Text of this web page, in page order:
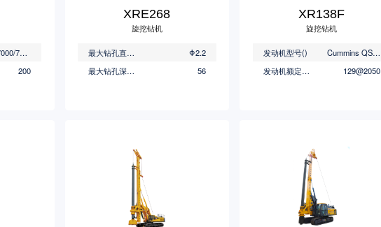
6300/7000/7500/8000（特配）
200
XRE268
旋挖钻机
最大钻孔直径(mm)
Φ2.2
最大钻孔深度(m)
56
XR138F
旋挖钻机
发动机型号()
Cummins QSB5.9
发动机额定功率(kW@r/min)
129@2050